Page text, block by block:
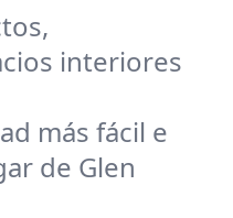
interiores
más fácil e
de Glen